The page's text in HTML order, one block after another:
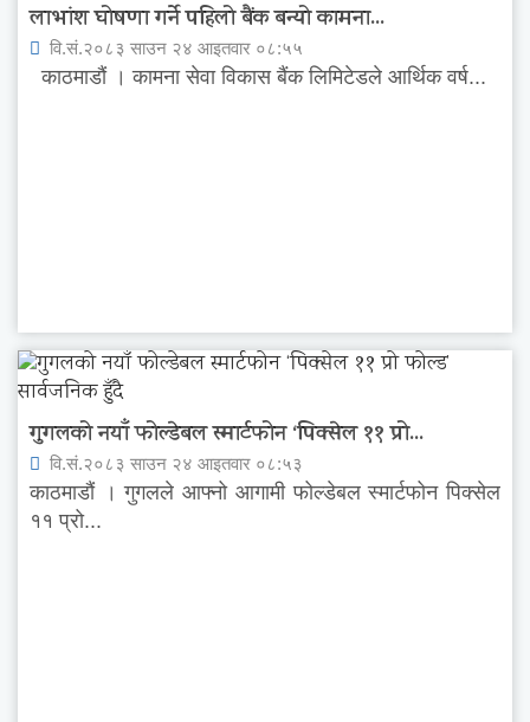
लाभांश घोषणा गर्ने पहिलो बैंक बन्यो कामना...
वि.सं.२०८३ साउन २४ आइतवार ०८:५५
काठमाडौं । कामना सेवा विकास बैंक लिमिटेडले आर्थिक वर्ष...
गुगलको नयाँ फोल्डेबल स्मार्टफोन ‘पिक्सेल ११ प्रो...
वि.सं.२०८३ साउन २४ आइतवार ०८:५३
काठमाडौं । गुगलले आफ्नो आगामी फोल्डेबल स्मार्टफोन पिक्सेल
११ प्रो...